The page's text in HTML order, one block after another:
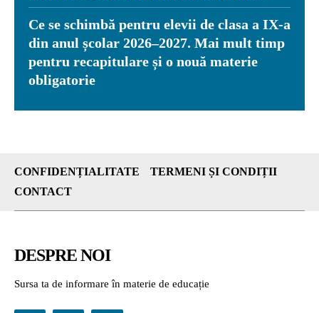
Ce se schimbă pentru elevii de clasa a IX-a
din anul școlar 2026–2027. Mai mult timp
pentru recapitulare și o nouă materie
obligatorie
CONFIDENȚIALITATE
TERMENI ȘI CONDIȚII
CONTACT
DESPRE NOI
Sursa ta de informare în materie de educație